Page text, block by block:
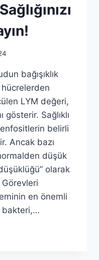
bağışıklık
LYM değeri,
Sağlıklı
belirli
Ancak bazı
düşük
olarak
Görevleri
en önemli
bakteri,…